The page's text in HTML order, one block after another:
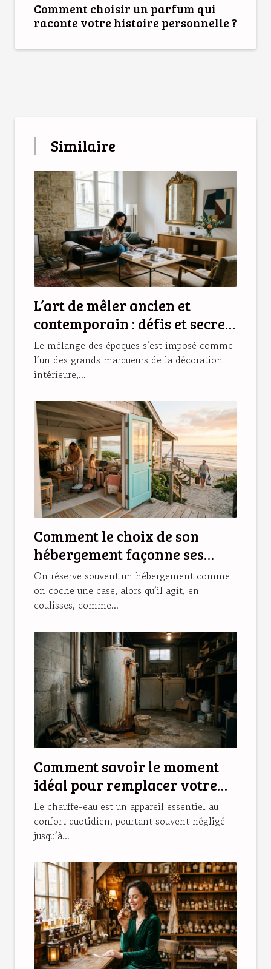
Comment choisir un parfum qui
raconte votre histoire personnelle ?
Similaire
L’art de mêler ancien et
contemporain : défis et secrets
d’une déco réussie
Le mélange des époques s’est imposé comme
l’un des grands marqueurs de la décoration
intérieure,...
Comment le choix de son
hébergement façonne ses
souvenirs de vacances
On réserve souvent un hébergement comme
on coche une case, alors qu’il agit, en
coulisses, comme...
Comment savoir le moment
idéal pour remplacer votre
chauffe-eau ?
Le chauffe-eau est un appareil essentiel au
confort quotidien, pourtant souvent négligé
jusqu’à...